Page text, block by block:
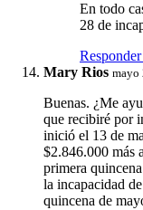
En todo
28 de
Mary Rios mayo
Buenas. ¿Me
que recibiré por
inició el 13 de
$2.846.000 más
primera
la incapacidad
quincena de